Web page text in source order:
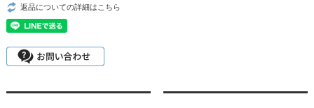
返品についての詳細はこちら